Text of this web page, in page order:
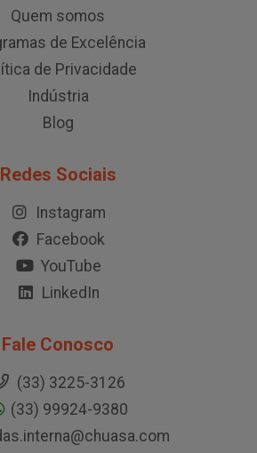
Quem somos
de Excelência
de Privacidade
Indústria
Blog
Redes Sociais
Instagram
Facebook
YouTube
LinkedIn
Fale Conosco
(33) 3225-3126
(33) 99924-9380